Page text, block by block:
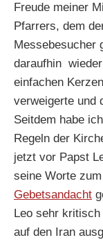
Freude meiner
Pfarrers, dem
Messebesucher
daraufhin
einfachen
verweigerte und
Seitdem habe
Regeln der
jetzt vor Papst
seine Worte
Gebetsandacht
Leo sehr
auf den Iran